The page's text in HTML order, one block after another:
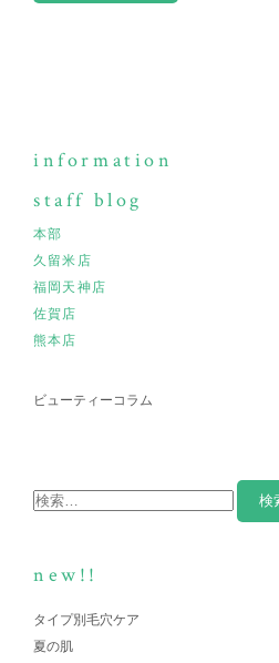
information
staff blog
本部
久留米店
福岡天神店
佐賀店
熊本店
ビューティーコラム
new!!
タイプ別毛穴ケア
夏の肌